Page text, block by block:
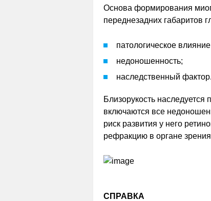
Основа формирования
переднезадних габаритов
патологическое
недоношенность;
наследственный фактор.
Близорукость наследуется
включаются все
риск развития у него
рефракцию в органе
СПРАВКА